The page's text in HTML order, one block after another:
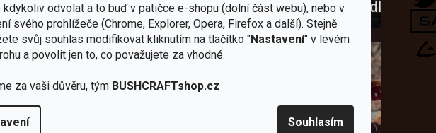
kdykoliv odvolat a to buď v patičce e-shopu (dolní část webu), nebo v
svého prohlížeče (Chrome, Explorer, Opera, Firefox a další). Stejně
svůj souhlas modifikovat kliknutím na tlačítko "Nastavení" v levém
a povolit jen to, co považujete za vhodné.
za vaši důvěru, tým BUSHCRAFTshop.cz
Souhlasím
NožeSekerykartušeNádobíškrtadla